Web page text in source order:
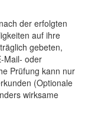
der erfolgten
auf ihre
gebeten,
Mail- oder
Prüfung kann nur
(Optionale
wirksame